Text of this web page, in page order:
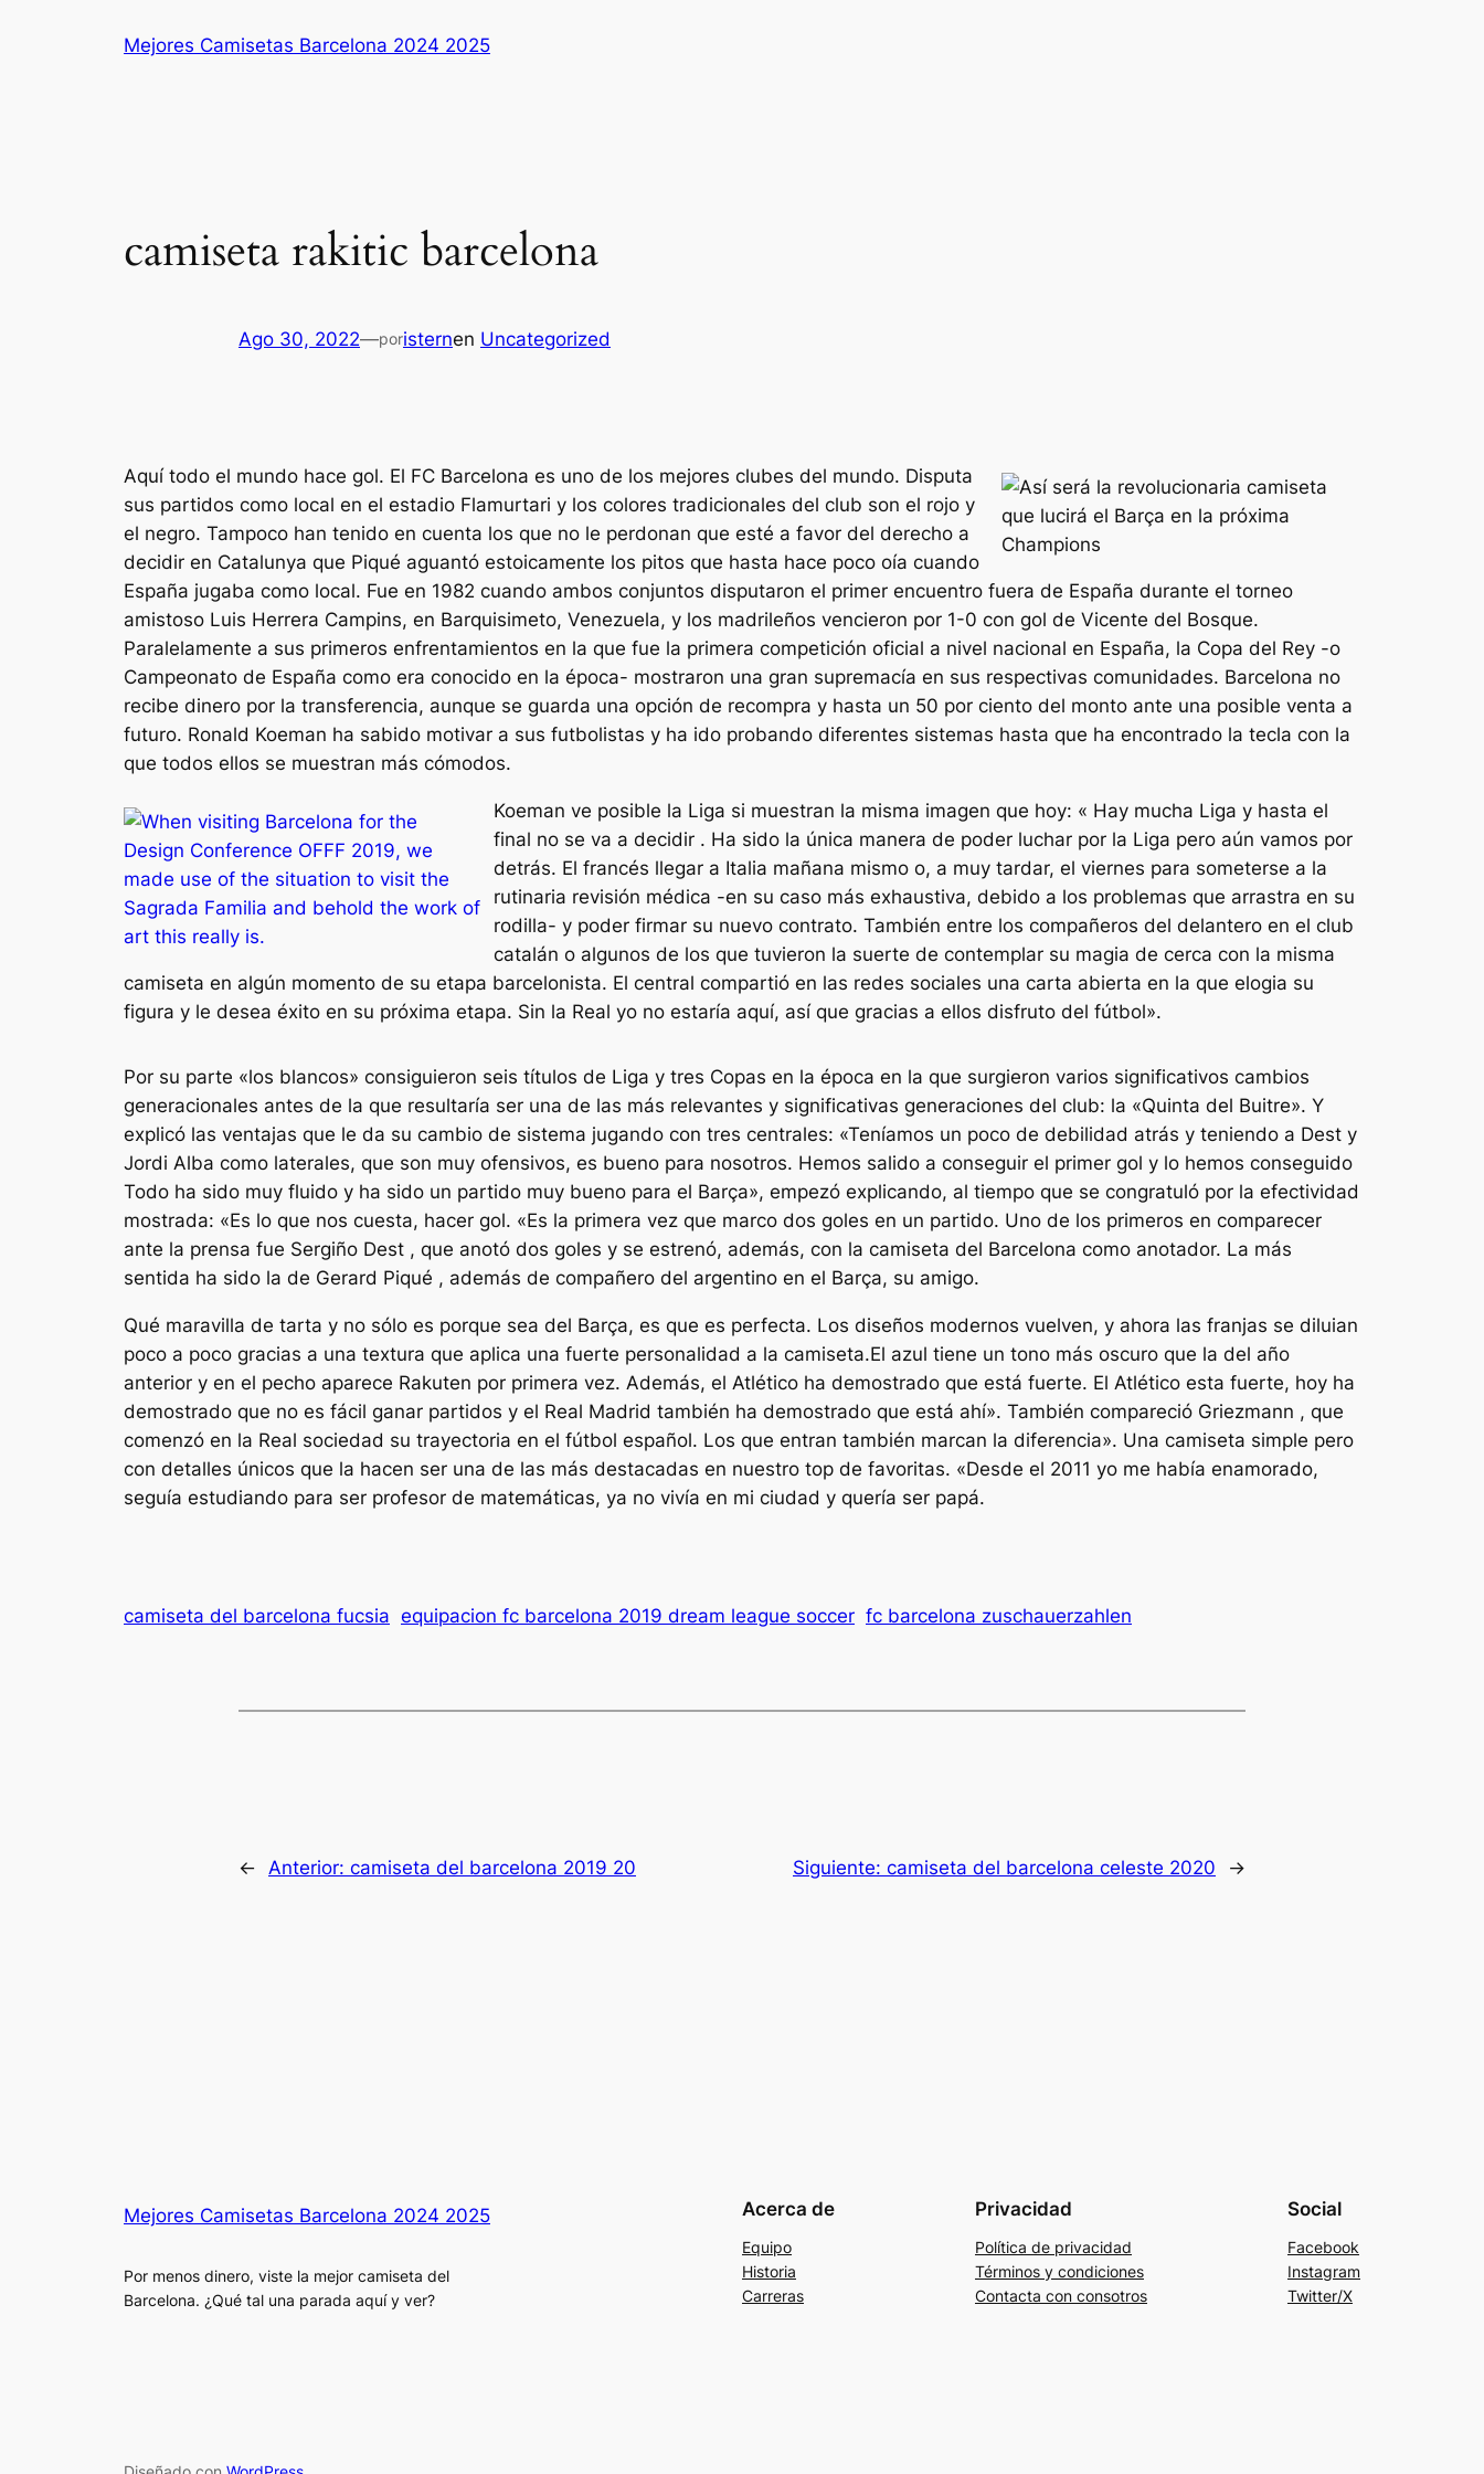
Mejores Camisetas Barcelona 2024 2025
camiseta rakitic barcelona
Ago 30, 2022—poristernen Uncategorized
Aquí todo el mundo hace gol. El FC Barcelona es uno de los mejores clubes del mundo. Disputa
sus partidos como local en el estadio Flamurtari y los colores tradicionales del club son el rojo y
el negro. Tampoco han tenido en cuenta los que no le perdonan que esté a favor del derecho a
decidir en Catalunya que Piqué aguantó estoicamente los pitos que hasta hace poco oía cuando
España jugaba como local. Fue en 1982 cuando ambos conjuntos disputaron el primer encuentro fuera de España durante el torneo
amistoso Luis Herrera Campins, en Barquisimeto, Venezuela, y los madrileños vencieron por 1-0 con gol de Vicente del Bosque.
Paralelamente a sus primeros enfrentamientos en la que fue la primera competición oficial a nivel nacional en España, la Copa del Rey -o
Campeonato de España como era conocido en la época- mostraron una gran supremacía en sus respectivas comunidades. Barcelona no
recibe dinero por la transferencia, aunque se guarda una opción de recompra y hasta un 50 por ciento del monto ante una posible venta a
futuro. Ronald Koeman ha sabido motivar a sus futbolistas y ha ido probando diferentes sistemas hasta que ha encontrado la tecla con la
que todos ellos se muestran más cómodos.
Koeman ve posible la Liga si muestran la misma imagen que hoy: « Hay mucha Liga y hasta el
final no se va a decidir . Ha sido la única manera de poder luchar por la Liga pero aún vamos por
detrás. El francés llegar a Italia mañana mismo o, a muy tardar, el viernes para someterse a la
rutinaria revisión médica -en su caso más exhaustiva, debido a los problemas que arrastra en su
rodilla- y poder firmar su nuevo contrato. También entre los compañeros del delantero en el club
catalán o algunos de los que tuvieron la suerte de contemplar su magia de cerca con la misma
camiseta en algún momento de su etapa barcelonista. El central compartió en las redes sociales una carta abierta en la que elogia su
figura y le desea éxito en su próxima etapa. Sin la Real yo no estaría aquí, así que gracias a ellos disfruto del fútbol».
Por su parte «los blancos» consiguieron seis títulos de Liga y tres Copas en la época en la que surgieron varios significativos cambios
generacionales antes de la que resultaría ser una de las más relevantes y significativas generaciones del club: la «Quinta del Buitre». Y
explicó las ventajas que le da su cambio de sistema jugando con tres centrales: «Teníamos un poco de debilidad atrás y teniendo a Dest y
Jordi Alba como laterales, que son muy ofensivos, es bueno para nosotros. Hemos salido a conseguir el primer gol y lo hemos conseguido
Todo ha sido muy fluido y ha sido un partido muy bueno para el Barça», empezó explicando, al tiempo que se congratuló por la efectividad
mostrada: «Es lo que nos cuesta, hacer gol. «Es la primera vez que marco dos goles en un partido. Uno de los primeros en comparecer
ante la prensa fue Sergiño Dest , que anotó dos goles y se estrenó, además, con la camiseta del Barcelona como anotador. La más
sentida ha sido la de Gerard Piqué , además de compañero del argentino en el Barça, su amigo.
Qué maravilla de tarta y no sólo es porque sea del Barça, es que es perfecta. Los diseños modernos vuelven, y ahora las franjas se diluian
poco a poco gracias a una textura que aplica una fuerte personalidad a la camiseta.El azul tiene un tono más oscuro que la del año
anterior y en el pecho aparece Rakuten por primera vez. Además, el Atlético ha demostrado que está fuerte. El Atlético esta fuerte, hoy ha
demostrado que no es fácil ganar partidos y el Real Madrid también ha demostrado que está ahí». También compareció Griezmann , que
comenzó en la Real sociedad su trayectoria en el fútbol español. Los que entran también marcan la diferencia». Una camiseta simple pero
con detalles únicos que la hacen ser una de las más destacadas en nuestro top de favoritas. «Desde el 2011 yo me había enamorado,
seguía estudiando para ser profesor de matemáticas, ya no vivía en mi ciudad y quería ser papá.
camiseta del barcelona fucsia equipacion fc barcelona 2019 dream league soccer fc barcelona zuschauerzahlen
← Anterior: camiseta del barcelona 2019 20 Siguiente: camiseta del barcelona celeste 2020 →
Mejores Camisetas Barcelona 2024 2025
Por menos dinero, viste la mejor camiseta del
Barcelona. ¿Qué tal una parada aquí y ver?
Acerca de
Equipo
Historia
Carreras
Privacidad
Política de privacidad
Términos y condiciones
Contacta con consotros
Social
Facebook
Instagram
Twitter/X